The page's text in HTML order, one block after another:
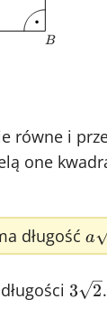
B
B
równe i
one
długość a
3 2.